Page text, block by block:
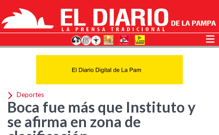
Deportes
Boca fue más que Instituto y
se afirma en zona de